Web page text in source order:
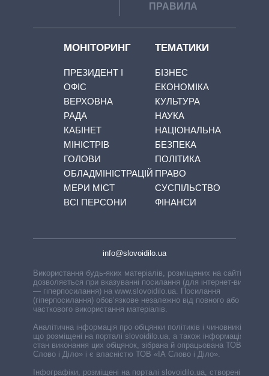
ПРАВИЛА
МОНІТОРИНГ
ПРЕЗИДЕНТ І
ОФІС
ВЕРХОВНА
РАДА
КАБІНЕТ
МІНІСТРІВ
ГОЛОВИ
ОБЛАДМІНІСТРАЦІЙ
МЕРИ МІСТ
ВСІ ПЕРСОНИ
ТЕМАТИКИ
БІЗНЕС
ЕКОНОМІКА
КУЛЬТУРА
НАУКА
НАЦІОНАЛЬНА
БЕЗПЕКА
ПОЛІТИКА
ПРАВО
СУСПІЛЬСТВО
ФІНАНСИ
info@slovoidilo.ua
Використання будь-яких матеріалів, розміщених на сайті,
дозволяється при вказуванні посилання (для інтернет-видань
— гіперпосилання) на www.slovoidilo.ua. Посилання
(гіперпосилання) обов’язкове незалежно від повного або
часткового використання матеріалів.
Аналітична інформація про обіцянки політиків і чиновників,
що розміщені на порталі slovoidilo.ua, а також інформація про
стан виконання цих обіцянок, зібрана й опрацьована ТОВ «ІА
Слово і Діло» і є власністю ТОВ «ІА Слово і Діло».
Інфографіки, розміщені на порталі slovoidilo.ua, створені ГО